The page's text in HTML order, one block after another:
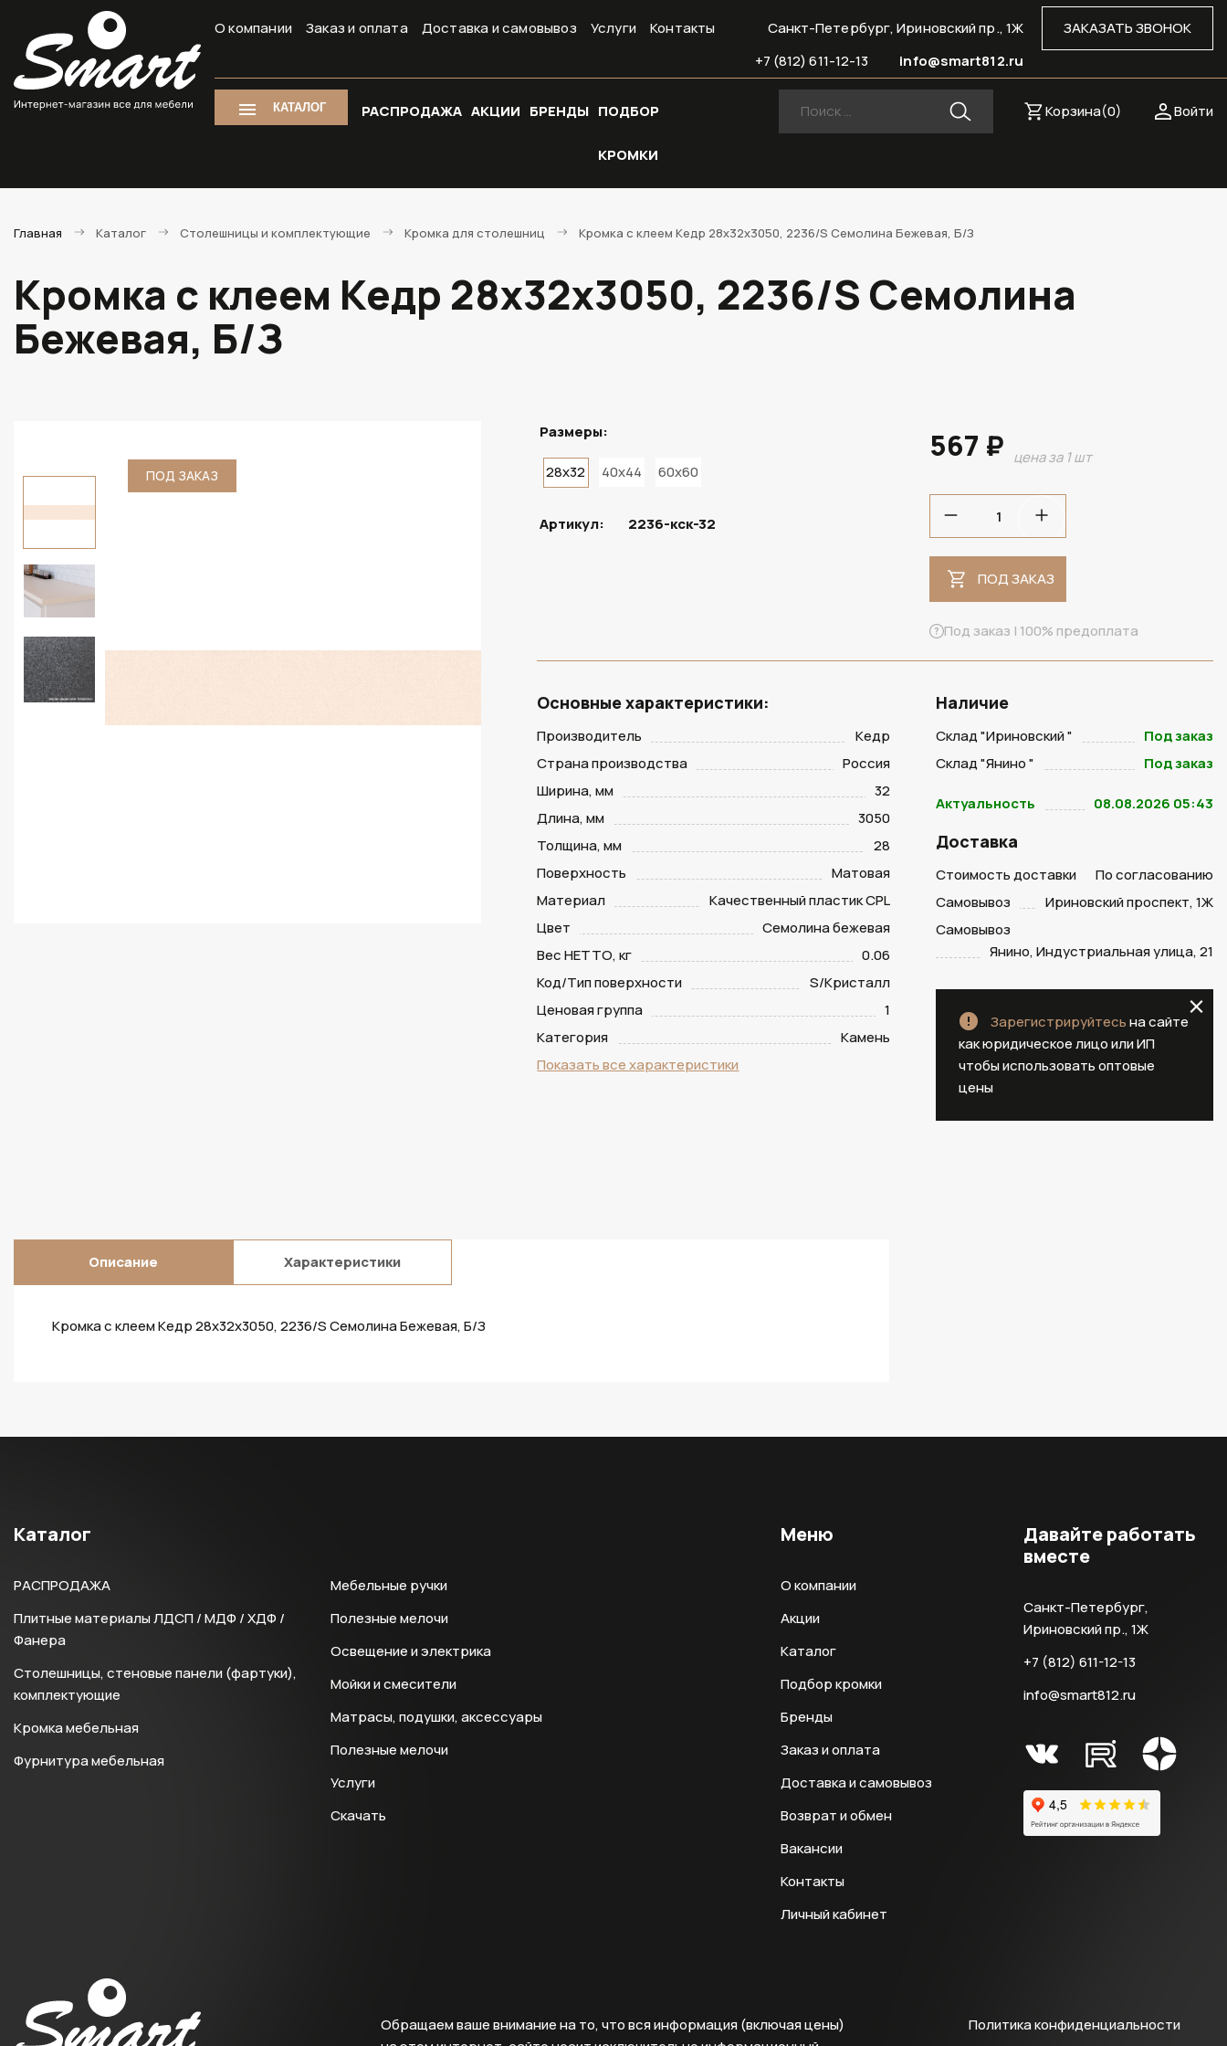
О компании Заказ и оплата Доставка и самовывоз Услуги Контакты ЗАКАЗАТЬ ЗВОНОК
Санкт-Петербург, Ириновский пр., 1Ж
info@smart812.ru
+7 (812) 611-12-13
КАТАЛОГ РАСПРОДАЖА АКЦИИ БРЕНДЫ ПОДБОР
КРОМКИ
Войти
Корзина(0)
Главная Каталог Столешницы и комплектующие Кромка для столешниц Кромка с клеем Кедр 28х32х3050, 2236/S Семолина Бежевая, Б/З
Кромка с клеем Кедр 28х32х3050, 2236/S Семолина
Бежевая, Б/З
ПОД ЗАКАЗ ПОД ЗАКАЗ
Размеры:
28x32 40x44 60x60
Артикул: 2236-кск-32
567 ₽ цена за 1 шт
ПОД ЗАКАЗ
Под заказ | 100% предоплата
Основные характеристики:
Производитель
Кедр
Страна производства
Россия
Ширина, мм
32
Длина, мм
3050
Толщина, мм
28
Поверхность
Матовая
Материал
Качественный пластик CPL
Цвет
Семолина бежевая
Вес НЕТТО, кг
0.06
Код/Тип поверхности
S/Кристалл
Ценовая группа
1
Категория
Камень
Показать все характеристики
Наличие
Склад "Ириновский "
Под заказ
Склад "Янино "
Под заказ
Актуальность 08.08.2026 05:43
Доставка
Стоимость доставки
По согласованию
Самовывоз
Ириновский проспект, 1Ж
Самовывоз
Янино, Индустриальная улица, 21
Зарегистрируйтесьна сайте
как юридическое лицо или ИП
чтобы использовать оптовые
цены
Описание Характеристики
Кромка с клеем Кедр 28х32х3050, 2236/S Семолина Бежевая, Б/З
Каталог
РАСПРОДАЖА
Плитные материалы ЛДСП / МДФ / ХДФ /
Фанера
Столешницы, стеновые панели (фартуки),
комплектующие
Кромка мебельная
Фурнитура мебельная
Мебельные ручки
Полезные мелочи
Освещение и электрика
Мойки и смесители
Матрасы, подушки, аксессуары
Полезные мелочи
Услуги
Скачать
Меню
О компании
Акции
Каталог
Подбор кромки
Бренды
Заказ и оплата
Доставка и самовывоз
Возврат и обмен
Вакансии
Контакты
Личный кабинет
Давайте работать
вместе
Санкт-Петербург,
Ириновский пр., 1Ж
+7 (812) 611-12-13
info@smart812.ru
Политика конфиденциальности
Обращаем ваше внимание на то, что вся информация (включая цены)